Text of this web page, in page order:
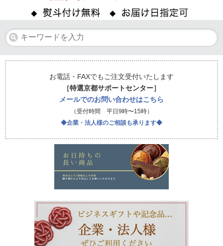
お電話・FAXでもご注文受付いたします
［特選京都サポートセンター］
メールでのお問い合わせはこちら
（受付時間 平日9時〜15時）
◆企業・法人様のご相談も承ります◆